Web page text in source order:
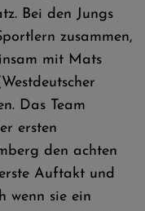
Bei den Jungs
zusammen,
mit Mats
Das Team
ersten
den achten
Auftakt und
wenn sie ein